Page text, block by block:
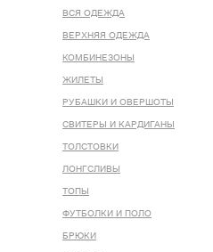
ВСЯ ОДЕЖДА
ВЕРХНЯЯ ОДЕЖДА
КОМБИНЕЗОНЫ
ЖИЛЕТЫ
РУБАШКИ И ОВЕРШОТЫ
СВИТЕРЫ И КАРДИГАНЫ
ТОЛСТОВКИ
ЛОНГСЛИВЫ
ТОПЫ
ФУТБОЛКИ И ПОЛО
БРЮКИ